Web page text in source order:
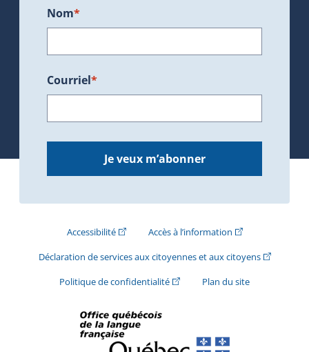
Nom*
Courriel*
Je veux m’abonner
Accessibilité(Cet hyperlien externe s'ouvrira dans une
Accès à l’information(Cet hyperlien
Déclaration de services aux citoyennes et aux citoyens(Cet
Politique de confidentialité(Cet hyperlien externe s'ouvrira
Plan du site